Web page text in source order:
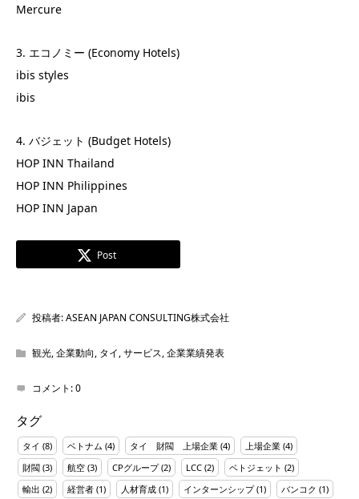
Mercure
3. エコノミー (Economy Hotels)
ibis styles
ibis
4. バジェット (Budget Hotels)
HOP INN Thailand
HOP INN Philippines
HOP INN Japan
Post
投稿者:ASEAN JAPAN CONSULTING株式会社
観光,企業動向, タイ,サービス,企業業績発表
コメント:0
タグ
タイ (8) ベトナム (4) タイ 財閥 上場企業 (4) 上場企業 (4)
財閥 (3) 航空 (3) CPグループ(2) LCC (2) ベトジェット (2)
輸出 (2) 経営者 (1) 人材育成 (1) インターンシップ(1) バンコク (1)